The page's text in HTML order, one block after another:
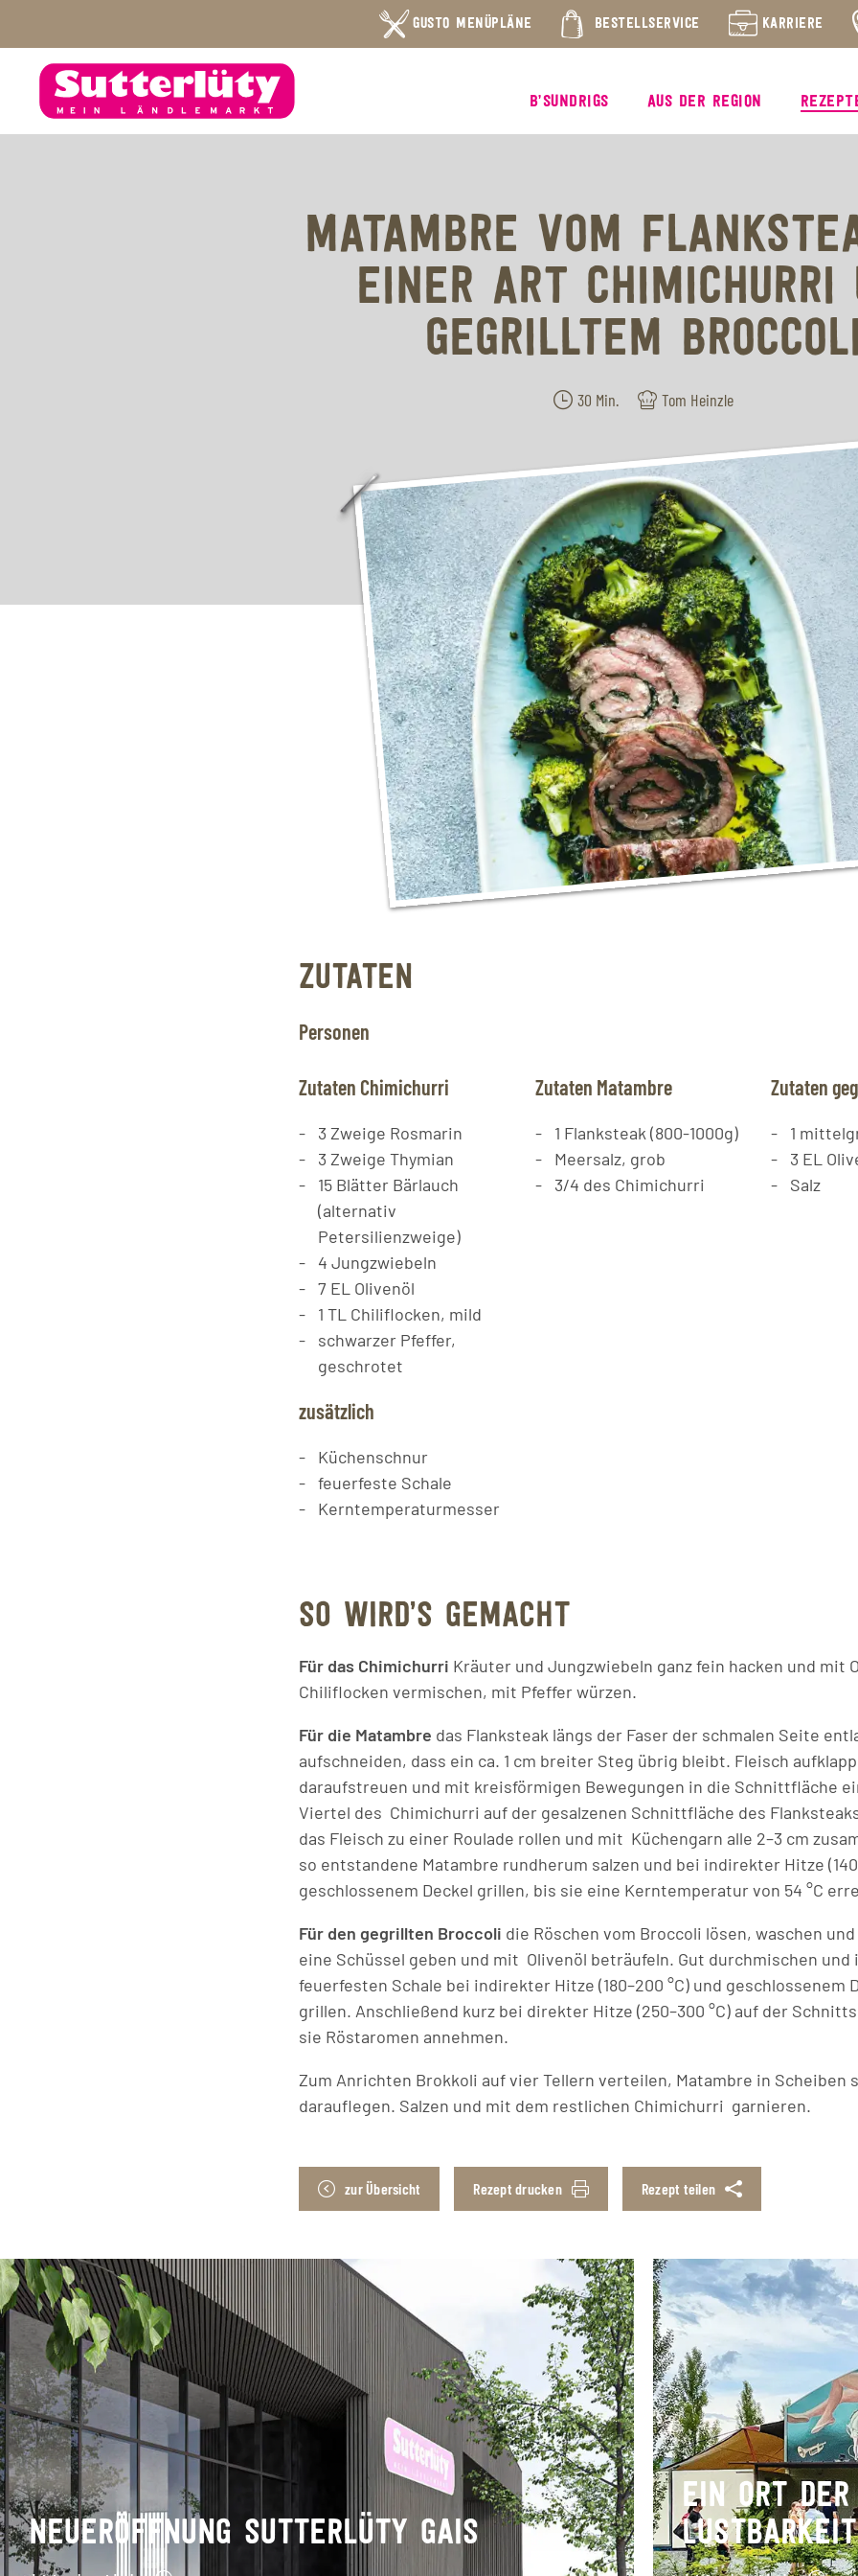
GUSTO MENÜPLÄNE BESTELLSERVICE KARRIERE
B’SUNDRIGS AUS DER REGION
MATAMBRE VOM
EINER ART CHIMICHURRI
GEGRILLTEM
30 Min. Tom Heinzle
ZUTATEN
Personen
Zutaten Chimichurri
3 Zweige Rosmarin
3 Zweige Thymian
15 Blätter Bärlauch
(alternativ
Petersilienzweige)
4 Jungzwiebeln
7 EL Olivenöl
1 TL Chiliflocken, mild
schwarzer Pfeffer,
geschrotet
Zutaten Matambre
1 Flanksteak (800-1000g)
Meersalz, grob
3/4 des Chimichurri
Zutaten
1
3 EL
Salz
zusätzlich
Küchenschnur
feuerfeste Schale
Kerntemperaturmesser
SO WIRD’S GEMACHT
Für das Chimichurri Kräuter und Jungzwiebeln ganz fein hacken und mit
Chiliflocken vermischen, mit Pfeffer würzen.
Für die Matambre das Flanksteak längs der Faser der schmalen Seite
aufschneiden, dass ein ca. 1 cm breiter Steg übrig bleibt. Fleisch
daraufstreuen und mit kreisförmigen Bewegungen in die Schnittfläche
Viertel des Chimichurri auf der gesalzenen Schnittfläche des
das Fleisch zu einer Roulade rollen und mit Küchengarn alle 2–3 cm
so entstandene Matambre rundherum salzen und bei indirekter Hitze
geschlossenem Deckel grillen, bis sie eine Kerntemperatur von 54 °C
Für den gegrillten Broccoli die Röschen vom Broccoli lösen, waschen
eine Schüssel geben und mit Olivenöl beträufeln. Gut durchmischen und
feuerfesten Schale bei indirekter Hitze (180–200 °C) und geschlossenem
grillen. Anschließend kurz bei direkter Hitze (250–300 °C) auf der
sie Röstaromen annehmen.
Zum Anrichten Brokkoli auf vier Tellern verteilen, Matambre in Scheiben
darauflegen. Salzen und mit dem restlichen Chimichurri garnieren.
zur Übersicht Rezept drucken Rezept teilen
NEUERÖFFNUNG SUTTERLÜTY GAIS
EIN ORT